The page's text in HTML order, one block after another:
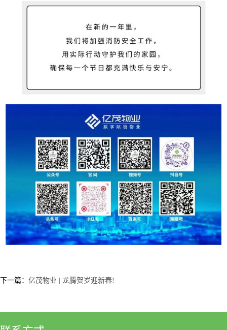
下一篇： 亿茂物业 | 龙腾贺岁迎新春!